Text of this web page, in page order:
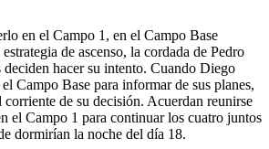
en el Campo 1, en el Campo Base
de ascenso, la cordada de Pedro
hacer su intento. Cuando Diego
Campo Base para informar de sus planes,
de su decisión. Acuerdan reunirse
el Campo 1 para continuar los cuatro juntos
dormirían la noche del día 18.